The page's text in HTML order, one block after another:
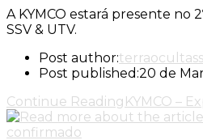
A KYMCO estará presente no
SSV & UTV.
Post author:
Post published:20 de
Continue Reading KYMCO –